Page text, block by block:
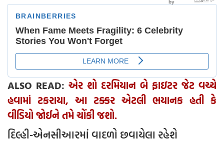
ALSO READ: એર શો દરમિયાન બે ફાઇટર જેટ વચ્ચે
હવામાં ટકરાયા, આ ટક્કર એટલી ભયાનક હતી કે
વીડિયો જોઈને તમે ચોંકી જશો.
દિલ્હી-એનસીઆરમાં વાદળો છવાયેલા રહેશે